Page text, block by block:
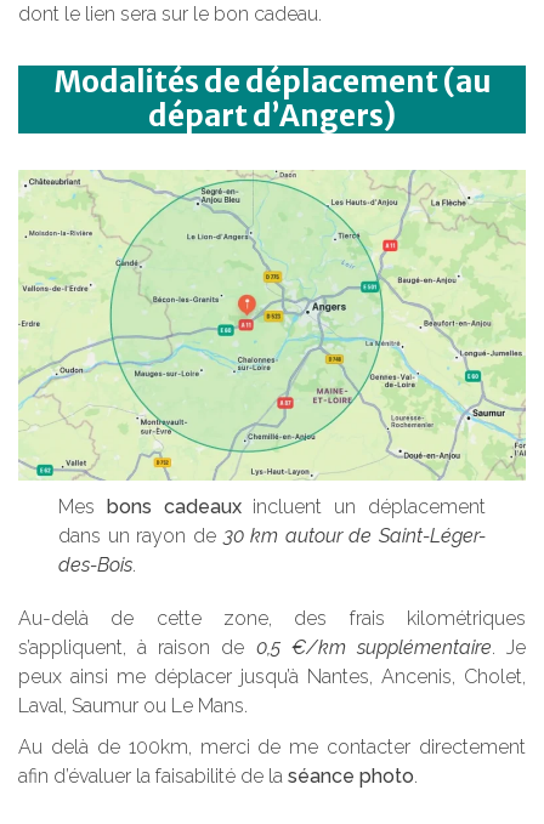
dont le lien sera sur le bon cadeau.
Modalités de déplacement (au
départ d’Angers)
Mesbons cadeauxincluent un déplacement
dans un rayon de 30 km autour de Saint-Léger-
des-Bois.
Au-delà de cette zone, des frais kilométriques
s’appliquent, à raison de 0,5 €/km supplémentaire. Je
peux ainsi me déplacer jusqu’à Nantes, Ancenis, Cholet,
Laval, Saumur ou Le Mans.
Au delà de 100km, merci de me contacter directement
afin d’évaluer la faisabilité de la séance photo.